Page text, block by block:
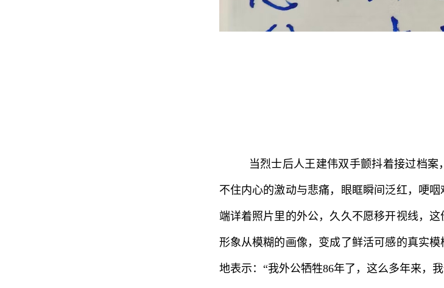
当烈士后人王建伟双手颤抖着接过档案
不住内心的激动与悲痛，眼眶瞬间泛红，哽
端详着照片里的外公，久久不愿移开视线，
形象从模糊的画像，变成了鲜活可感的真实
地表示：“我外公牺牲86年了，这么多年来，